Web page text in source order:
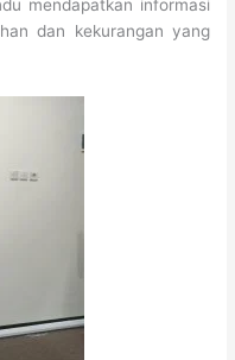
mendapatkan informasi
dan kekurangan yang